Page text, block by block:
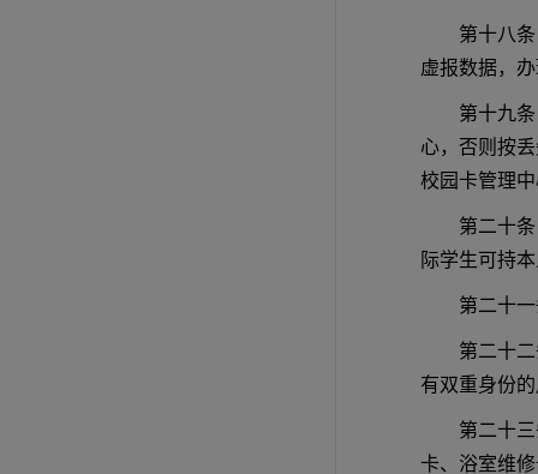
第十八
虚报数据，
第十九
心，否则按
校园卡管理
第二十
际学生可持
第二十
第二十
有双重身份
第二十
卡、浴室维